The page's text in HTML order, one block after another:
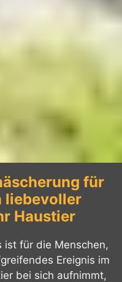
für
liebevoller
Haustier
ist für die Menschen,
Ereignis im
bei sich aufnimmt,